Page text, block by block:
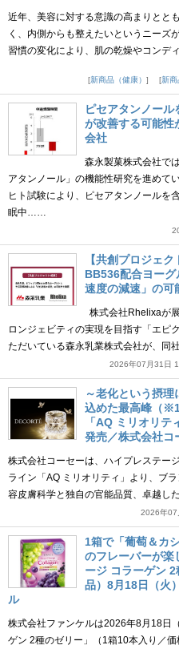
近年、美容に対する意識の高まりとと
く、内側からも整えたいというニーズ
習慣の変化により、肌の乾燥やコンデ
新商品（健康）
新商
ピセアタンノー
が改善する可能性
会社
森永製菓株式会社で
アタンノール」の機能性研究を進めて
ヒト試験により、ピセアタンノールを
眠中……
【共創プロジェ
BB536配合ヨー
速度の減速」の
株式会社Rhelixaが
ロンジェビティの実現を目指す「エピ
ただいている森永乳業株式会社が、同
2026年07月31日
～老化という摂
込めた最高峰（
「AQ ミリオリ
発売／株式会社コ
株式会社コーセーは、ハイプレステー
ライン「AQ ミリオリティ」より、ブ
容皮膚科学と独自の官能品質、卓越し
2026年07
1箱で「葡萄＆カ
のフレーバーが楽
ージ コラーゲン
品）8月18日（火
ル
株式会社ファンケルは2026年8月18日
ゲン 2種のゼリー」（1箱10本入り／